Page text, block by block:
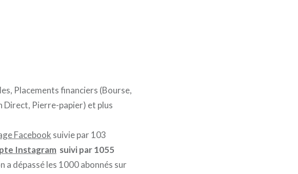
Placements financiers (Bourse,
Pierre-papier) et plus
Facebook suivie par 103
Instagram suivi par 1055
a dépassé les 1000 abonnés sur